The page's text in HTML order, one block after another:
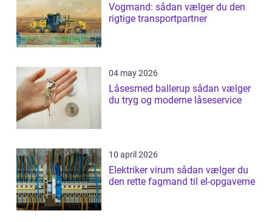
Vogmand: sådan vælger du den
rigtige transportpartner
04 may 2026
Låsesmed ballerup sådan vælger
du tryg og moderne låseservice
10 april 2026
Elektriker virum sådan vælger du
den rette fagmand til el-opgaverne